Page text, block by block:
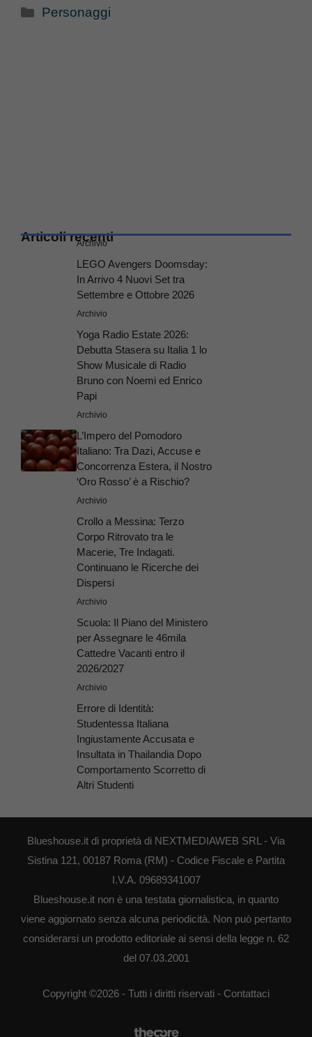
Categorie
Personaggi
Articoli recenti
Archivio
LEGO Avengers Doomsday:
In Arrivo 4 Nuovi Set tra
Settembre e Ottobre 2026
Archivio
Yoga Radio Estate 2026:
Debutta Stasera su Italia 1 lo
Show Musicale di Radio
Bruno con Noemi ed Enrico
Papi
Archivio
L’Impero del Pomodoro
Italiano: Tra Dazi, Accuse e
Concorrenza Estera, il Nostro
‘Oro Rosso’ è a Rischio?
Archivio
Crollo a Messina: Terzo
Corpo Ritrovato tra le
Macerie, Tre Indagati.
Continuano le Ricerche dei
Dispersi
Archivio
Scuola: Il Piano del Ministero
per Assegnare le 46mila
Cattedre Vacanti entro il
2026/2027
Archivio
Errore di Identità:
Studentessa Italiana
Ingiustamente Accusata e
Insultata in Thailandia Dopo
Comportamento Scorretto di
Altri Studenti
Blueshouse.it di proprietà di NEXTMEDIAWEB SRL - Via
Sistina 121, 00187 Roma (RM) - Codice Fiscale e Partita
I.V.A. 09689341007
Blueshouse.it non è una testata giornalistica, in quanto
viene aggiornato senza alcuna periodicità. Non può pertanto
considerarsi un prodotto editoriale ai sensi della legge n. 62
del 07.03.2001
Copyright ©2026 - Tutti i diritti riservati - Contattaci